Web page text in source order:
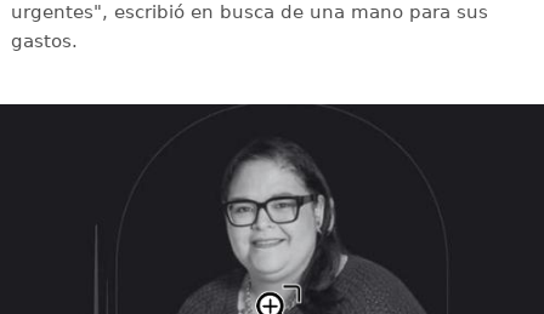
urgentes", escribió en busca de una mano para sus
gastos.